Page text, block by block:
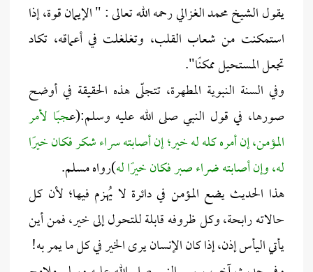
يقول الشيخ محمد الغزالي رحمه الله تعالى : " الإيمان قوة، إذا
استمكنت من شعاب القلب، وتغلغلت في أعماقه، تكاد
تجعل المستحيل ممكنًا".
وفي السنة النبوية المطهرة، تتجلّى هذه الحقيقة في أوضح
صورها، في قول النبي صلى الله عليه وسلم:(عجبًا لأمر
المؤمن، إن أمره كله له خير؛ إن أصابته سراء شكر فكان خيرًا
له، وإن أصابته ضراء صبر فكان خيرًا له)رواه مسلم.
هذا الحديث يضع المؤمن في دائرة لا يُهزم فيها؛ لأن كل
حالاته رابحة، وكل ظروفه قابلة للتحول إلى خير، فمن أين
يأتي اليأس إذن، إذا كان الإنسان يرى الخير في كل ما يمر به!